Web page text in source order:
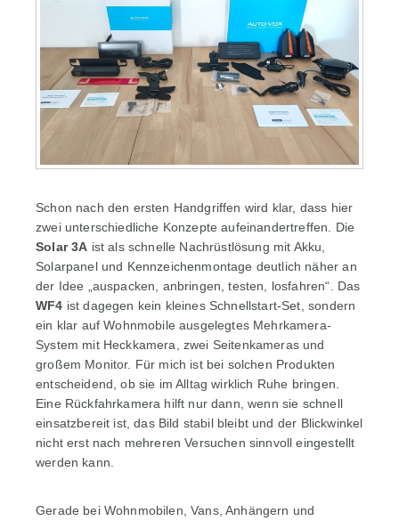
Schon nach den ersten Handgriffen wird klar, dass hier
zwei unterschiedliche Konzepte aufeinandertreffen. Die
Solar 3A ist als schnelle Nachrüstlösung mit Akku,
Solarpanel und Kennzeichenmontage deutlich näher an
der Idee „auspacken, anbringen, testen, losfahren“. Das
WF4 ist dagegen kein kleines Schnellstart-Set, sondern
ein klar auf Wohnmobile ausgelegtes Mehrkamera-
System mit Heckkamera, zwei Seitenkameras und
großem Monitor. Für mich ist bei solchen Produkten
entscheidend, ob sie im Alltag wirklich Ruhe bringen.
Eine Rückfahrkamera hilft nur dann, wenn sie schnell
einsatzbereit ist, das Bild stabil bleibt und der Blickwinkel
nicht erst nach mehreren Versuchen sinnvoll eingestellt
werden kann.
Gerade bei Wohnmobilen, Vans, Anhängern und